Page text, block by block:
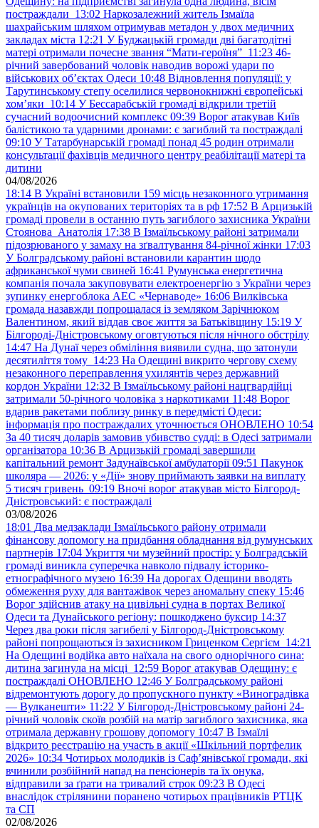
постраждали 13:02 Наркозалежний житель Ізмаїла
шахрайським шляхом отримував метадон у двох медичних
закладах міста 12:21 У Буджацькій громади дві багатодітні
матері отримали почесне звання “Мати-героїня” 11:23 46-
річний завербований чоловік наводив ворожі удари по
військових обʼєктах Одеси 10:48 Відновлення популяції: у
Тарутинському степу оселилися червонокнижні європейські
хом’яки 10:14 У Бессарабській громаді відкрили третій
сучасний водоочисний комплекс 09:39 Ворог атакував Київ
балістикою та ударними дронами: є загиблий та постраждалі
09:10 У Татарбунарській громаді понад 45 родин отримали
консультації фахівців медичного центру реабілітації матері та
дитини
04/08/2026
18:14 В Україні встановили 159 місць незаконного утримання
українців на окупованих територіях та в рф 17:52 В Арцизькій
громаді провели в останню путь загиблого захисника України
Стоянова Анатолія 17:38 В Ізмаїльському районі затримали
підозрюваного у замаху на зґвалтування 84-річної жінки 17:03
У Болградському районі встановили карантин щодо
африканської чуми свиней 16:41 Румунська енергетична
компанія почала закуповувати електроенергію з України через
зупинку енергоблока АЕС «Чернаводе» 16:06 Вилківська
громада назавжди попрощалася із земляком Зарічнюком
Валентином, який віддав своє життя за Батьківщину 15:19 У
Білгороді-Дністровському оговтуються після нічного обстрілу
14:47 На Дунаї через обміління виявили судна, що затонули
десятиліття тому 14:23 На Одещині викрито чергову схему
незаконного переправлення ухилянтів через державний
кордон України 12:32 В Ізмаїльському районі нацгвардійці
затримали 50-річного чоловіка з наркотиками 11:48 Ворог
вдарив ракетами поблизу ринку в передмісті Одеси:
інформація про постраждалих уточнюється ОНОВЛЕНО 10:54
За 40 тисяч доларів замовив убивство судді: в Одесі затримали
організатора 10:36 В Арцизькій громаді завершили
капітальний ремонт Задунаївської амбулаторії 09:51 Пакунок
школяра — 2026: у «Дії» знову приймають заявки на виплату
5 тисяч гривень 09:19 Вночі ворог атакував місто Білгород-
Дністровський: є постраждалі
03/08/2026
18:01 Два медзаклади Ізмаїльського району отримали
фінансову допомогу на придбання обладнання від румунських
партнерів 17:04 Укриття чи музейний простір: у Болградській
громаді виникла суперечка навколо підвалу історико-
етнографічного музею 16:39 На дорогах Одещини вводять
обмеження руху для вантажівок через аномальну спеку 15:46
Ворог здійснив атаку на цивільні судна в портах Великої
Одеси та Дунайського регіону: пошкоджено буксир 14:37
Через два роки після загибелі у Білгород-Дністровському
районі попрощаються із захисником Гриценком Сергієм 14:21
На Одещині водійка авто наїхала на свого однорічного сина:
дитина загинула на місці 12:59 Ворог атакував Одещину: є
постраждалі ОНОВЛЕНО 12:46 У Болградському районі
відремонтують дорогу до пропускного пункту «Виноградівка
— Вулканешти» 11:22 У Білгород-Дністровському районі 24-
річний чоловік скоїв розбій на матір загиблого захисника, яка
отримала державну грошову допомогу 10:47 В Ізмаїлі
відкрито реєстрацію на участь в акції «Шкільний портфелик
2026» 10:34 Чотирьох молодиків із Саф’янівської громади, які
вчинили розбійний напад на пенсіонерів та їх онука,
відправили за ґрати на тривалий строк 09:23 В Одесі
внаслідок стрілянини поранено чотирьох працівників РТЦК
та СП
02/08/2026